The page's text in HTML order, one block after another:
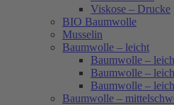
Viskose – Drucke
BIO Baumwolle
Musselin
Baumwolle – leicht
Baumwolle –
Baumwolle –
Baumwolle –
Baumwolle –